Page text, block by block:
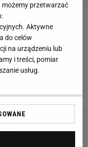
Tak dobrze
"Powód do radości i
11:21
świata. Kolejny
komentuje
o MŚ
możemy przetwarzać
Aktywne
do celów
na urządzeniu lub
i treści, pomiar
usług.